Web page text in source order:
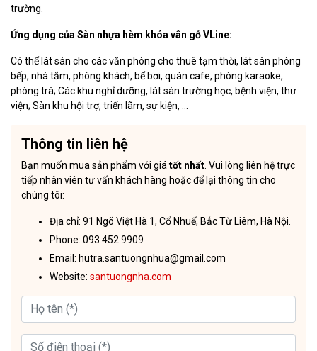
trường.
Ứng dụng của Sàn nhựa hèm khóa vân gỗ VLine:
Có thể lát sàn cho các văn phòng cho thuê tạm thời, lát sàn phòng
bếp, nhà tắm, phòng khách, bể bơi, quán cafe, phòng karaoke,
phòng trà; Các khu nghỉ dưỡng, lát sàn trường học, bệnh viện, thư
viện; Sàn khu hội trợ, triển lãm, sự kiện, …
Thông tin liên hệ
Bạn muốn mua sản phẩm với giá tốt nhất . Vui lòng liên hệ trực
tiếp nhân viên tư vấn khách hàng hoặc để lại thông tin cho
chúng tôi:
Địa chỉ: 91 Ngõ Việt Hà 1, Cổ Nhuế, Bắc Từ Liêm, Hà Nội.
Phone: 093 452 9909
Email: hutra.santuongnhua@gmail.com
Website: santuongnha.com